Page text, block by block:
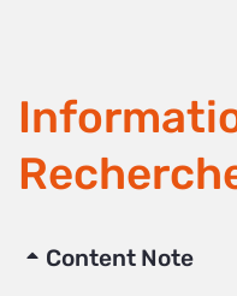
Content Note